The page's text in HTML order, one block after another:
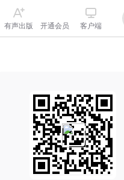
有声出版 开通会员 客户端